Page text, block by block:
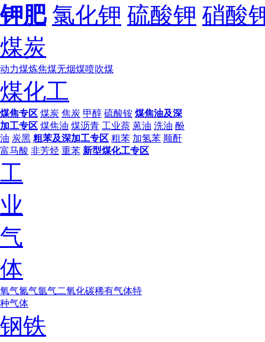
钾肥 氯化钾 硫酸钾 硝酸
煤炭
动力煤炼焦煤无烟煤喷吹煤
煤化工
煤焦专区 煤炭 焦炭 甲醇 硫酸铵 煤焦油及深
加工专区 煤焦油 煤沥青 工业萘 蒽油 洗油 酚
油 炭黑 粗苯及深加工专区 粗苯 加氢苯 顺酐
富马酸 非芳烃 重苯 新型煤化工专区
工
业
气
体
氧气氮气氩气二氧化碳稀有气体特
种气体
钢铁